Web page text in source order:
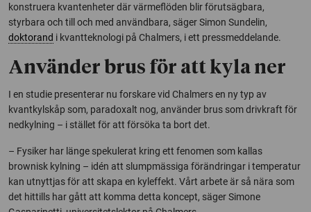
konstruera kvantenheter där värmeflöden blir förutsägbara,
styrbara och till och med användbara, säger Simon Sundelin,
doktorand i kvantteknologi på Chalmers, i ett pressmeddelande.
Använder brus för att kyla ner
I en studie presenterar nu forskare vid Chalmers en ny typ av
kvantkylskåp som, paradoxalt nog, använder brus som drivkraft för
nedkylning – i stället för att försöka ta bort det.
– Fysiker har länge spekulerat kring ett fenomen som kallas
brownisk kylning – idén att slumpmässiga förändringar i temperatur
kan utnyttjas för att skapa en kyleffekt. Vårt arbete är så nära som
det hittills har gått att komma detta koncept, säger Simone